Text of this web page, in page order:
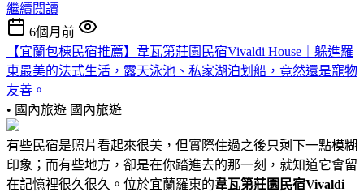
繼續閱讀
6個月前
【宜蘭包棟民宿推薦】韋瓦第莊園民宿Vivaldi House｜躲進羅
東最美的法式生活，露天泳池、私家湖泊划船，竟然還是寵物
友善。
• 國內旅遊 國內旅遊
有些民宿是照片看起來很美，但實際住過之後只剩下一點模糊
印象；而有些地方，卻是在你踏進去的那一刻，就知道它會留
在記憶裡很久很久。位於宜蘭羅東的韋瓦第莊園民宿Vivaldi